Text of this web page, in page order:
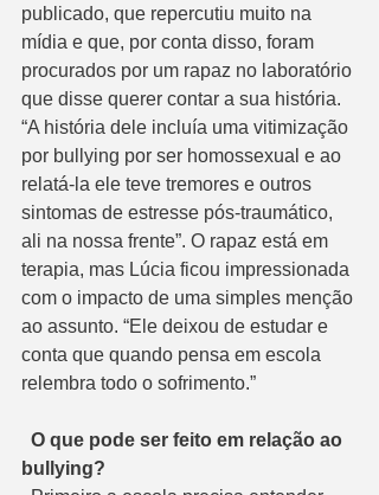
publicado, que repercutiu muito na
mídia e que, por conta disso, foram
procurados por um rapaz no laboratório
que disse querer contar a sua história.
“A história dele incluía uma vitimização
por bullying por ser homossexual e ao
relatá-la ele teve tremores e outros
sintomas de estresse pós-traumático,
ali na nossa frente”. O rapaz está em
terapia, mas Lúcia ficou impressionada
com o impacto de uma simples menção
ao assunto. “Ele deixou de estudar e
conta que quando pensa em escola
relembra todo o sofrimento.”
bullying?